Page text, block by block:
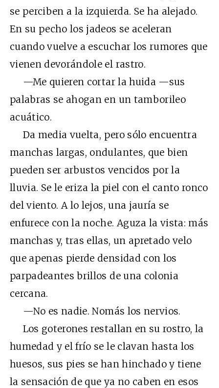
se perciben a la izquierda. Se ha alejado.
En su pecho los jadeos se aceleran
cuando vuelve a escuchar los rumores que
vienen devorándole el rastro.
—Me quieren cortar la huida —sus
palabras se ahogan en un tamborileo
acuático.
Da media vuelta, pero sólo encuentra
manchas largas, ondulantes, que bien
pueden ser arbustos vencidos por la
lluvia. Se le eriza la piel con el canto ronco
del viento. A lo lejos, una jauría se
enfurece con la noche. Aguza la vista: más
manchas y, tras ellas, un apretado velo
que apenas pierde densidad con los
parpadeantes brillos de una colonia
cercana.
—No es nadie. Nomás los nervios.
Los goterones restallan en su rostro, la
humedad y el frío se le clavan hasta los
huesos, sus pies se han hinchado y tiene
la sensación de que ya no caben en esos